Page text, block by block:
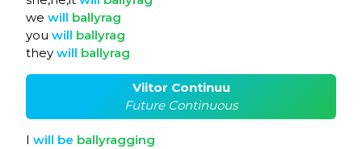
we will ballyrag
you will ballyrag
they will ballyrag
Viitor Continuu
Future Continuous
I will be ballyragging